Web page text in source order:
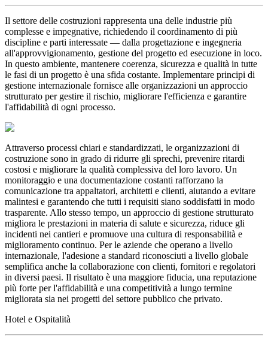
Il settore delle costruzioni rappresenta una delle industrie più
complesse e impegnative, richiedendo il coordinamento di più
discipline e parti interessate — dalla progettazione e ingegneria
all'approvvigionamento, gestione del progetto ed esecuzione in loco.
In questo ambiente, mantenere coerenza, sicurezza e qualità in tutte
le fasi di un progetto è una sfida costante. Implementare principi di
gestione internazionale fornisce alle organizzazioni un approccio
strutturato per gestire il rischio, migliorare l'efficienza e garantire
l'affidabilità di ogni processo.
Attraverso processi chiari e standardizzati, le organizzazioni di
costruzione sono in grado di ridurre gli sprechi, prevenire ritardi
costosi e migliorare la qualità complessiva del loro lavoro. Un
monitoraggio e una documentazione costanti rafforzano la
comunicazione tra appaltatori, architetti e clienti, aiutando a evitare
malintesi e garantendo che tutti i requisiti siano soddisfatti in modo
trasparente. Allo stesso tempo, un approccio di gestione strutturato
migliora le prestazioni in materia di salute e sicurezza, riduce gli
incidenti nei cantieri e promuove una cultura di responsabilità e
miglioramento continuo. Per le aziende che operano a livello
internazionale, l'adesione a standard riconosciuti a livello globale
semplifica anche la collaborazione con clienti, fornitori e regolatori
in diversi paesi. Il risultato è una maggiore fiducia, una reputazione
più forte per l'affidabilità e una competitività a lungo termine
migliorata sia nei progetti del settore pubblico che privato.
Hotel e Ospitalità